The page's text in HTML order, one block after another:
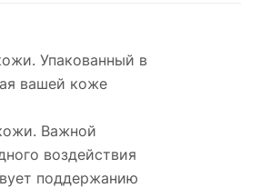
Упакованный в
вашей коже
Важной
воздействия
поддержанию